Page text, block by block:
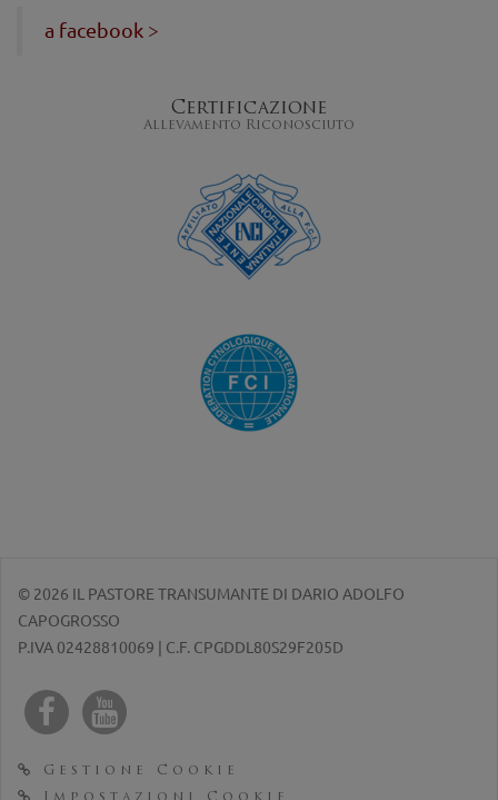
a facebook >
Certificazione
Allevamento Riconosciuto
© 2026 IL PASTORE TRANSUMANTE DI DARIO ADOLFO
CAPOGROSSO
P.IVA 02428810069 | C.F. CPGDDL80S29F205D
Gestione Cookie